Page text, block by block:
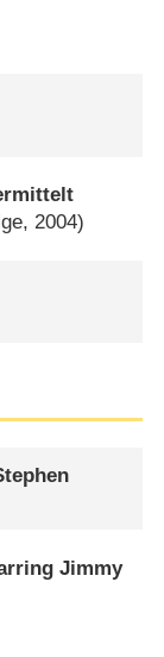
2004)
Jimmy